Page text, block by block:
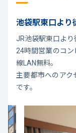
池袋駅東口より
JR池袋駅東口より
24時間営業のコ
線LAN無料。
主要都市へのア
です。